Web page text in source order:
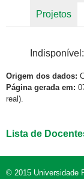
Projetos
Origem dos dados:
Página gerada em:
real).
Lista de
© 2015 Universidade